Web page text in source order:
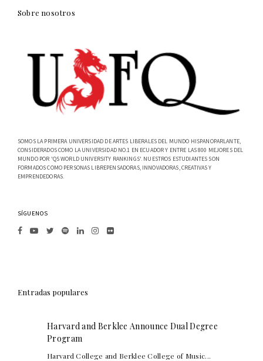
Sobre nosotros
SOMOS LA PRIMERA UNIVERSIDAD DE ARTES LIBERALES DEL MUNDO HISPANOPARLANTE,
CONSIDERADOS COMO LA UNIVERSIDAD NO.1 EN ECUADOR Y ENTRE LAS 800 MEJORES DEL
MUNDO POR 'QS WORLD UNIVERSITY RANKINGS'. NUESTROS ESTUDIANTES SON
FORMADOS COMO PERSONAS LIBREPENSADORAS, INNOVADORAS, CREATIVAS Y
EMPRENDEDORAS.
SÍGUENOS
Entradas populares
Harvard and Berklee Announce Dual Degree
Program
Harvard College and Berklee College of Music...